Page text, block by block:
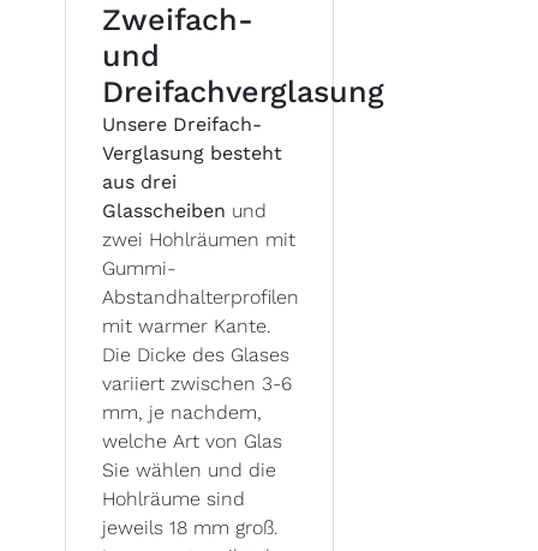
Zweifach-
und
Dreifachverglasung
Unsere Dreifach-
Verglasung besteht
aus drei
Glasscheiben und
zwei Hohlräumen mit
Gummi-
Abstandhalterprofilen
mit warmer Kante.
Die Dicke des Glases
variiert zwischen 3-6
mm, je nachdem,
welche Art von Glas
Sie wählen und die
Hohlräume sind
jeweils 18 mm groß.